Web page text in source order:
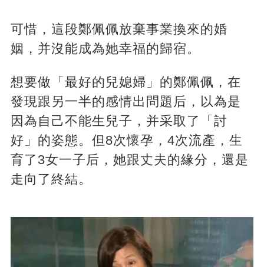
可惜，這段鄭佩佩放棄事業換來的婚
姻，并沒能成為她幸福的歸宿。
想要做「最好的兒媳婦」的鄭佩佩，在
發現跟另一半的感情出問題后，以為是
因為自己不能生兒子，并采取了「討
好」的姿態。但8次懷孕，4次流產，生
育了3女一子后，她跟丈夫的緣分，還是
走向了終結。